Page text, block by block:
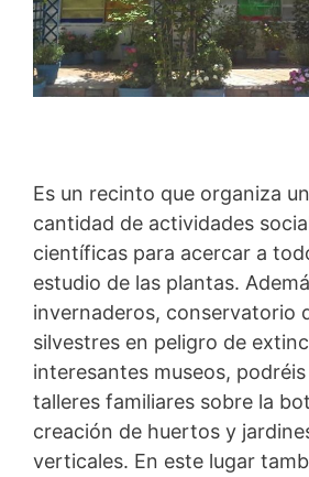
Es un recinto que organiza
cantidad de actividades
científicas para acercar a
estudio de las plantas.
invernaderos, conservatorio
silvestres en peligro de
interesantes museos,
talleres familiares sobre la
creación de huertos y
verticales. En este lugar